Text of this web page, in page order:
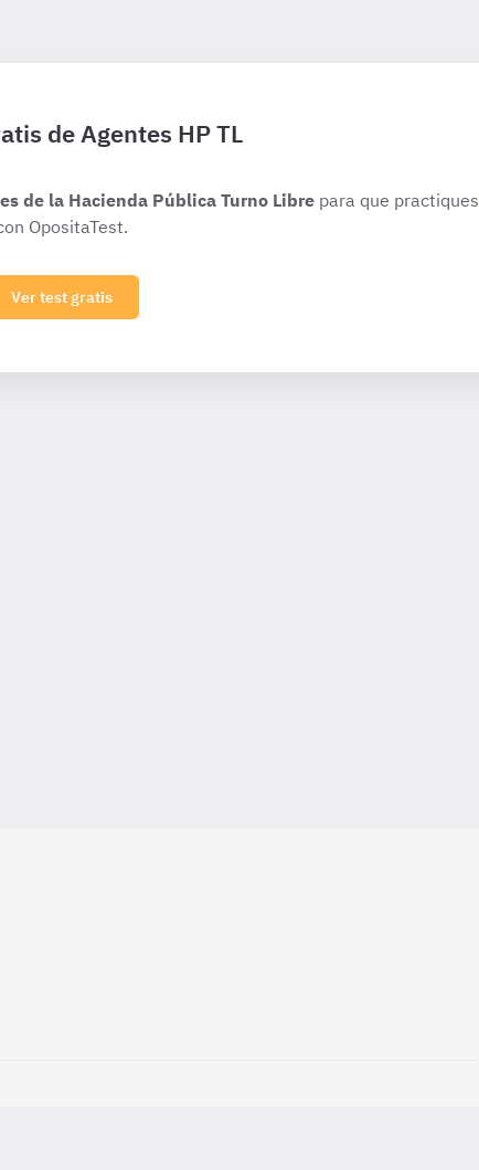
de Agentes HP TL
de la Hacienda Pública Turno Libre para que practiques
OpositaTest.
Ver test gratis